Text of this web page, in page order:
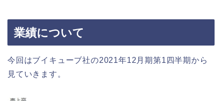
業績について
今回はブイキューブ社の2021年12月期第1四半期から
見ていきます。